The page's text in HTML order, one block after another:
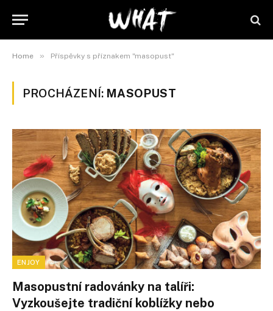
Home » Příspěvky s příznakem "masopust"
PROCHÁZENÍ: MASOPUST
ENJOY
Masopustní radovánky na talíři:
Vyzkoušejte tradiční koblížky nebo